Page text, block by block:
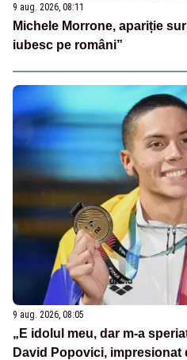
9 aug. 2026, 08:11
Michele Morrone, apariție
iubesc pe români”
9 aug. 2026, 08:05
„E idolul meu, dar m-a
David Popovici, impresionat